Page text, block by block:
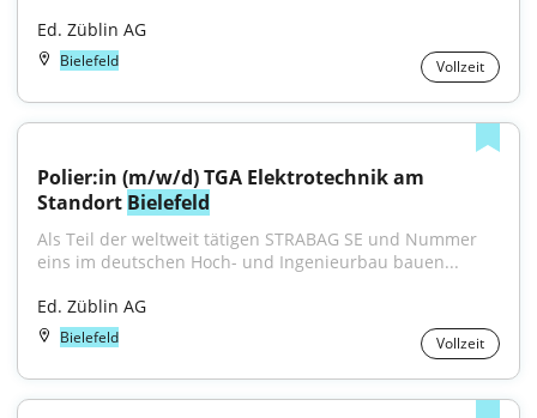
Ed. Züblin AG
Bielefeld Vollzeit
Polier:in (m/w/d) TGA Elektrotechnik am
Standort Bielefeld
Als Teil der weltweit tätigen STRABAG SE und Nummer
eins im deutschen Hoch- und Ingenieurbau bauen...
Ed. Züblin AG
Bielefeld Vollzeit